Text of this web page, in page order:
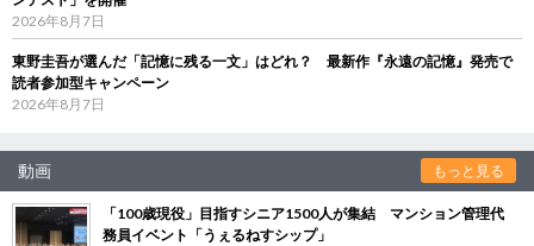
2026年8月7日
東野圭吾が選んだ「記憶に残る一文」はどれ？ 最新作『永遠の記憶』発売で
読者参加型キャンペーン
2026年8月7日
動画 もっと見る
「100歳現役」目指すシニア1500人が集結 マンション管理代
務員イベント「うぇるねすシップ」